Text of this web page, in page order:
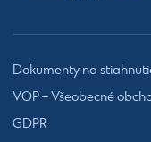
Dokumenty na
VOP – Všeobecné
GDPR